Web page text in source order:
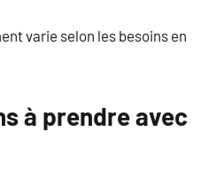
varie selon les besoins en
à prendre avec